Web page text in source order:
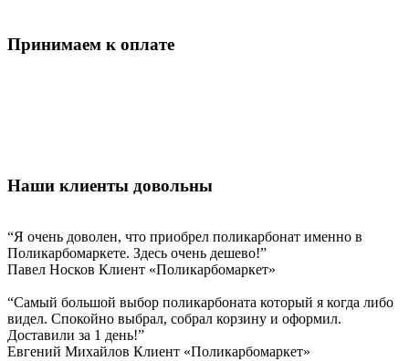
Принимаем к оплате
Наши клиенты довольны
“Я очень доволен, что приобрел поликарбонат именно в
Поликарбомаркете. Здесь очень дешево!”
Павел Носков Клиент «Поликарбомаркет»
“Самый большой выбор поликарбоната который я когда либо
видел. Спокойно выбрал, собрал корзину и оформил.
Доставили за 1 день!”
Евгений Михайлов Клиент «Поликарбомаркет»